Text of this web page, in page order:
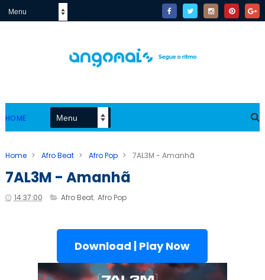
HOME
Home > Afro Beat > Afro Pop > 7AL3M - Amanhã
7AL3M - Amanhã
14:37:00 Afro Beat, Afro Pop
Download | Play Now